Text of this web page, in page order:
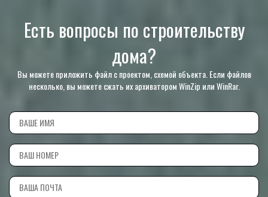
Есть вопросы по строительству
дома?
Вы можете приложить файл с проектом, схемой объекта. Если файлов
несколько, вы можете сжать их архиватором WinZip или WinRar.